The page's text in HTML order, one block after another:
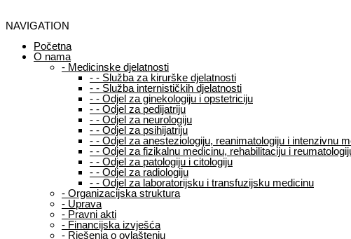
NAVIGATION
Početna
O nama
- Medicinske djelatnosti
- - Služba za kirurške djelatnosti
- - Služba internističkih djelatnosti
- - Odjel za ginekologiju i opstetriciju
- - Odjel za pedijatriju
- - Odjel za neurologiju
- - Odjel za psihijatriju
- - Odjel za anesteziologiju, reanimatologiju i intenzivnu
- - Odjel za fizikalnu medicinu, rehabilitaciju i
- - Odjel za patologiju i citologiju
- - Odjel za radiologiju
- - Odjel za laboratorijsku i transfuzijsku medicinu
- Organizacijska struktura
- Uprava
- Pravni akti
- Financijska izvješća
- Rješenja o ovlaštenju